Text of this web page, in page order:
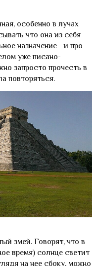
особенно в лучах
что она из себя
назначение - и про
уже писано-
запросто прочесть в
повторяться.
змей. Говорят, что в
время) солнце светит
на нее сбоку, можно